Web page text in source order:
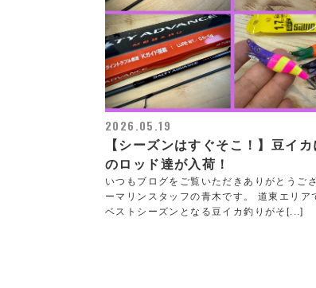
2026.05.19
【シーズンはすぐそこ！】豆イ
のロッド達が入荷！
いつもブログをご覧いただきありがとうご
ーマリンスタッフの青木です。 道東エリア
ベストシーズンとなる豆イカ釣りがそ[...]